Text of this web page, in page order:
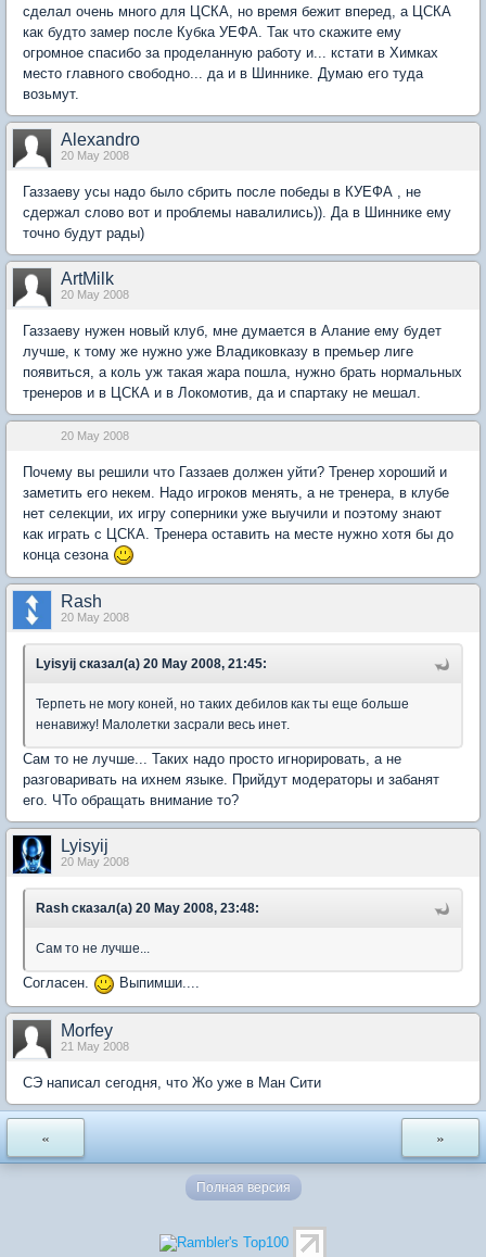
сделал очень много для ЦСКА, но время бежит вперед, а ЦСКА
как будто замер после Кубка УЕФА. Так что скажите ему
огромное спасибо за проделанную работу и... кстати в Химках
место главного свободно... да и в Шиннике. Думаю его туда
возьмут.
Alexandro
20 May 2008
Газзаеву усы надо было сбрить после победы в КУЕФА , не
сдержал слово вот и проблемы навалились)). Да в Шиннике ему
точно будут рады)
ArtMilk
20 May 2008
Газзаеву нужен новый клуб, мне думается в Алание ему будет
лучше, к тому же нужно уже Владиковказу в премьер лиге
появиться, а коль уж такая жара пошла, нужно брать нормальных
тренеров и в ЦСКА и в Локомотив, да и спартаку не мешал.
20 May 2008
Почему вы решили что Газзаев должен уйти? Тренер хороший и
заметить его некем. Надо игроков менять, а не тренера, в клубе
нет селекции, их игру соперники уже выучили и поэтому знают
как играть с ЦСКА. Тренера оставить на месте нужно хотя бы до
конца сезона
Rash
20 May 2008
Lyisyij сказал(а) 20 May 2008, 21:45:
Терпеть не могу коней, но таких дебилов как ты еще больше
ненавижу! Малолетки засрали весь инет.
Сам то не лучше... Таких надо просто игнорировать, а не
разговаривать на ихнем языке. Прийдут модераторы и забанят
его. ЧТо обращать внимание то?
Lyisyij
20 May 2008
Rash сказал(а) 20 May 2008, 23:48:
Сам то не лучше...
Согласен. Выпимши....
Morfey
21 May 2008
СЭ написал сегодня, что Жо уже в Ман Сити
« »
Полная версия